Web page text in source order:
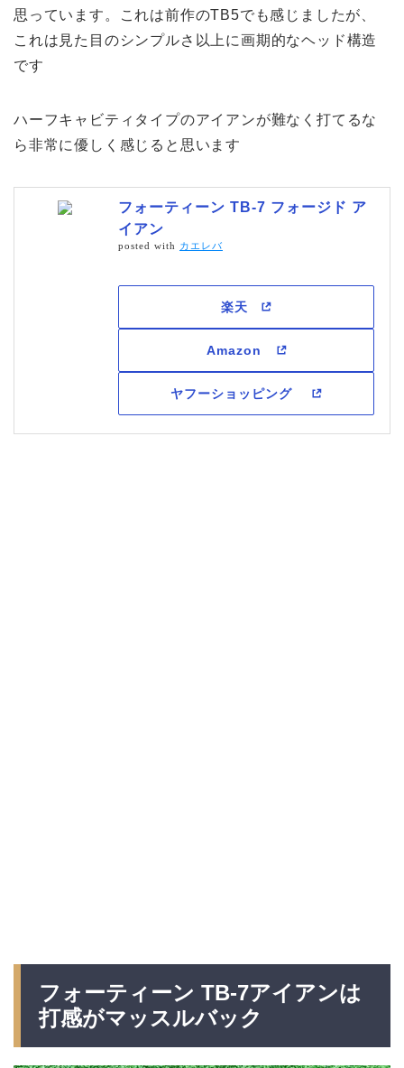
思っています。これは前作のTB5でも感じましたが、
これは見た目のシンプルさ以上に画期的なヘッド構造
です
ハーフキャビティタイプのアイアンが難なく打てるな
ら非常に優しく感じると思います
フォーティーン TB-7 フォージド ア
イアン
posted with カエレバ
フォーティーン TB-7アイアンは
打感がマッスルバック